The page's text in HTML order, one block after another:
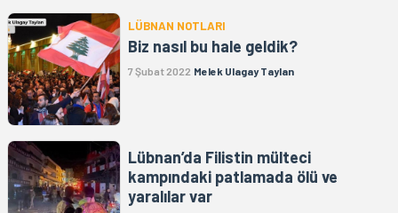
LÜBNAN NOTLARI
Biz nasıl bu hale geldik?
7 Şubat 2022 Melek Ulagay Taylan
Lübnan’da Filistin mülteci
kampındaki patlamada ölü ve
yaralılar var